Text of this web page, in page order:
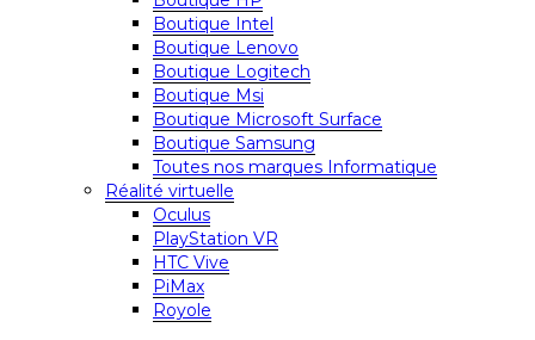
Boutique Intel
Boutique Lenovo
Boutique Logitech
Boutique Msi
Boutique Microsoft Surface
Boutique Samsung
Toutes nos marques Informatique
Réalité virtuelle
Oculus
PlayStation VR
HTC Vive
PiMax
Royole